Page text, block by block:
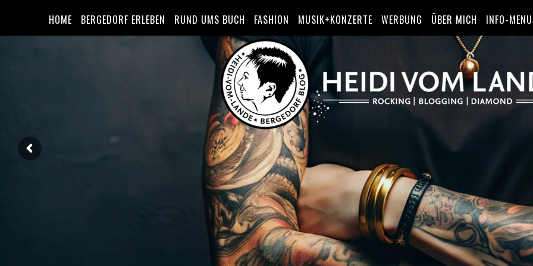
HOME BERGEDORF ERLEBEN RUND UMS BUCH FASHION MUSIK+KONZERTE WERBUNG ÜBER MICH INFO-